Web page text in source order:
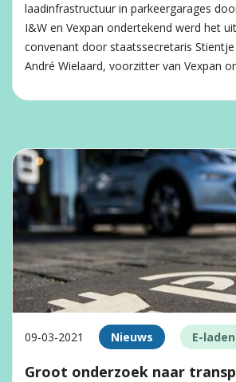
laadinfrastructuur in parkeergarages
I&W en Vexpan ondertekend werd het
convenant door staatssecretaris
André Wielaard, voorzitter van Vexpan
09-03-2021 Nieuws E-laden
Groot onderzoek naar